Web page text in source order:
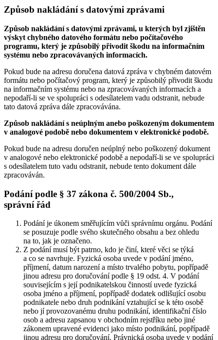
Způsob nakládání s datovými zprávami
Způsob nakládání s datovými zprávami, u kterých byl zjištěn
výskyt chybného datového formátu nebo počítačového
programu, který je způsobilý přivodit škodu na informačním
systému nebo zpracovávaných informacích.
Pokud bude na adresu doručena datová zpráva v chybném datovém
formátu nebo počítačový program, který je způsobilý přivodit škodu
na informačním systému nebo na zpracovávaných informacích a
nepodaří-li se ve spolupráci s odesílatelem vadu odstranit, nebude
tato datová zpráva dále zpracovávána.
Způsob nakládání s neúplným anebo poškozeným dokumentem
v analogové podobě nebo dokumentem v elektronické podobě.
Pokud bude na adresu doručen neúplný nebo poškozený dokument
v analogové nebo elektronické podobě a nepodaří-li se ve spolupráci
s odesílatelem tuto vadu odstranit, nebude tento dokument dále
zpracováván.
Podání podle § 37 zákona č. 500/2004 Sb.,
správní řád
Podání je úkonem směřujícím vůči správnímu orgánu. Podání
se posuzuje podle svého skutečného obsahu a bez ohledu
na to, jak je označeno.
Z podání musí být patrno, kdo je činí, které věci se týká
a co se navrhuje. Fyzická osoba uvede v podání jméno,
příjmení, datum narození a místo trvalého pobytu, popřípadě
jinou adresu pro doručování podle § 19 odst. 4. V podání
souvisejícím s její podnikatelskou činností uvede fyzická
osoba jméno a příjmení, popřípadě dodatek odlišující osobu
podnikatele nebo druh podnikání vztahující se k této osobě
nebo jí provozovanému druhu podnikání, identifikační číslo
osob a adresu zapsanou v obchodním rejstříku nebo jiné
zákonem upravené evidenci jako místo podnikání, popřípadě
jinou adresu pro doručování. Právnická osoba uvede v podání